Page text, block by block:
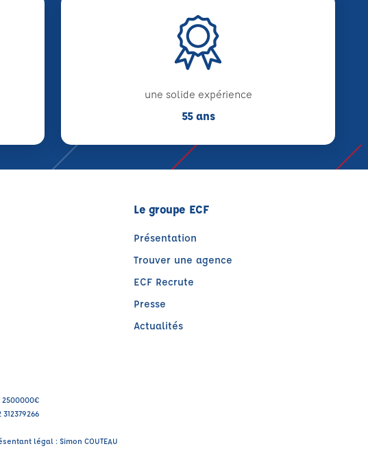
une solide expérience
55 ans
Le groupe ECF
Présentation
Trouver une agence
ECF Recrute
Presse
Actualités
fenêtre)fenêtre)
2500000€
légal : Simon COUTEAU